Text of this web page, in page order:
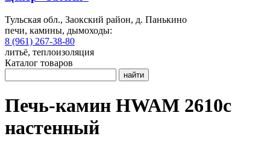
Тульская обл., Заокский район, д. Панькино
печи, камины, дымоходы:
8 (961) 267-38-80
литьё, теплоизоляция
Каталог товаров
найти
Печь-камин HWAM 2610c
настенный